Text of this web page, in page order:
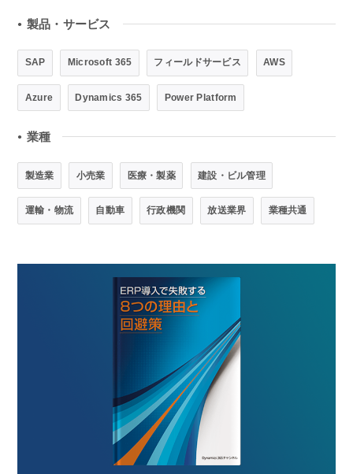
● 製品・サービス
SAP Microsoft 365 フィールドサービス AWS
Azure Dynamics 365 Power Platform
● 業種
製造業 小売業 医療・製薬 建設・ビル管理
運輸・物流 自動車 行政機関 放送業界 業種共通